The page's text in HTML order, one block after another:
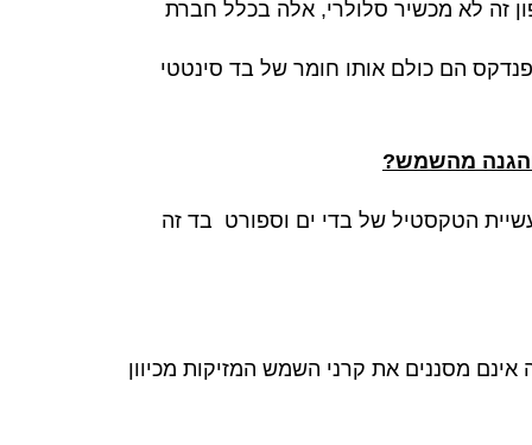
זה לא מכשיר סלולרי, אלה בכלל חברת
הם כולם אותו חומר של בד סינטטי
מהשמש?
הטקסטיל של בדי ים וספורט בד זה
מסננים את קרני השמש המזיקות מכיוון